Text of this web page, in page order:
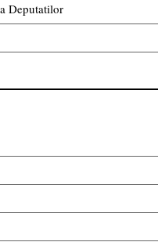
Deputatilor